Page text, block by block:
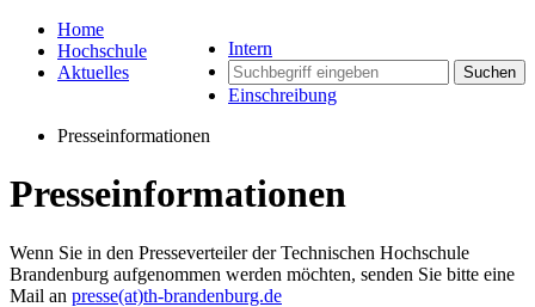
Intern
Suchen
Einschreibung
Home
Hochschule
Aktuelles
Presseinformationen
Presseinformationen
Wenn Sie in den Presseverteiler der Technischen Hochschule
Brandenburg aufgenommen werden möchten, senden Sie bitte eine
Mail an presse(at)th-brandenburg.de